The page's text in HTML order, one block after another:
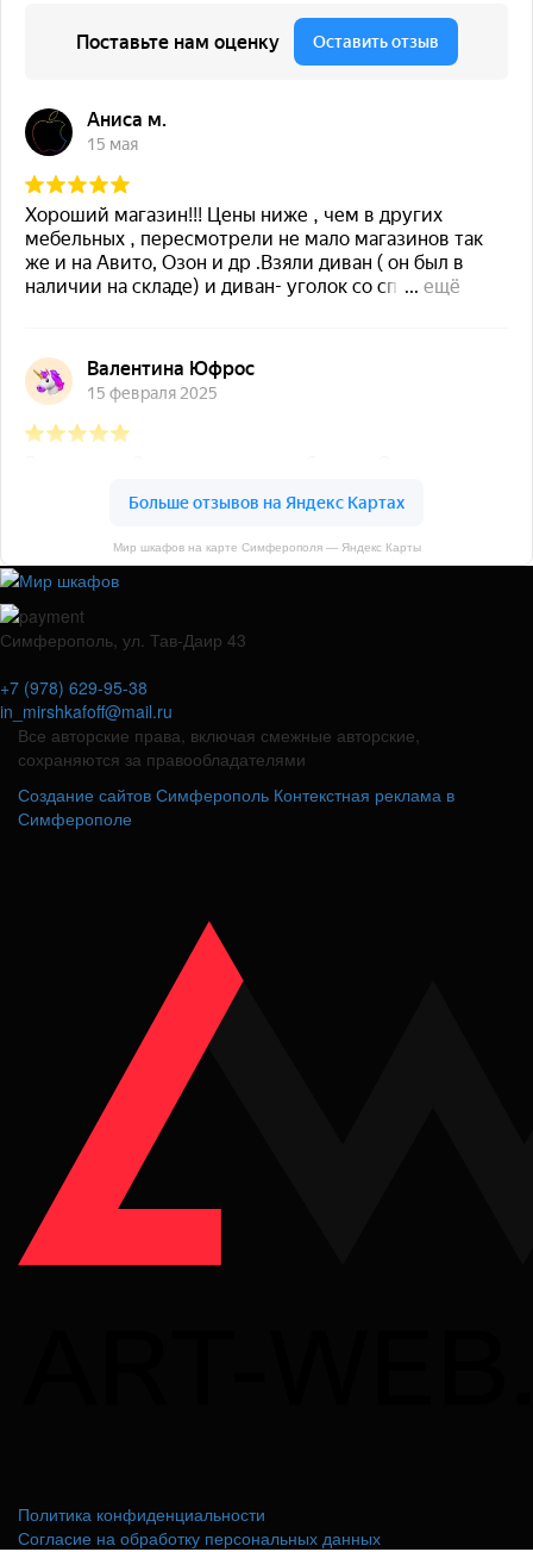
Мир шкафов на карте Симферополя — Яндекс Карты
Симферополь, ул. Тав-Даир 43
+7 (978) 629-95-38
in_mirshkafoff@mail.ru
Все авторские права, включая смежные авторские,
сохраняются за правообладателями
Создание сайтов Симферополь Контекстная реклама в
Симферополе
Политика конфиденциальности
Согласие на обработку персональных данных